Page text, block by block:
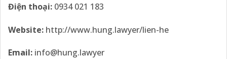
Điện thoại: 0934 021 183
Website: http://www.hung.lawyer/lien-he
Email: info@hung.lawyer